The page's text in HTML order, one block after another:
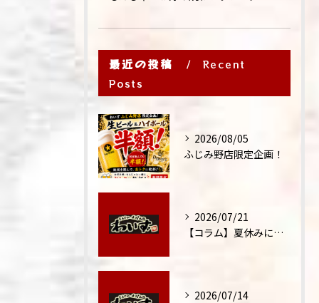
最近の投稿
Recent
Posts
2026/08/05
ふじみ野店限定企画！
2026/07/21
【コラム】夏休みに家族外食が増える理由
2026/07/14